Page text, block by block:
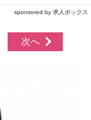
sponsored by 求人ボックス
次へ